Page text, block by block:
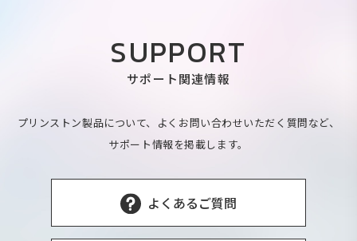
SUPPORT
サポート関連情報
プリンストン製品について、よくお問い合わせいただく質問など、
サポート情報を掲載します。
よくあるご質問